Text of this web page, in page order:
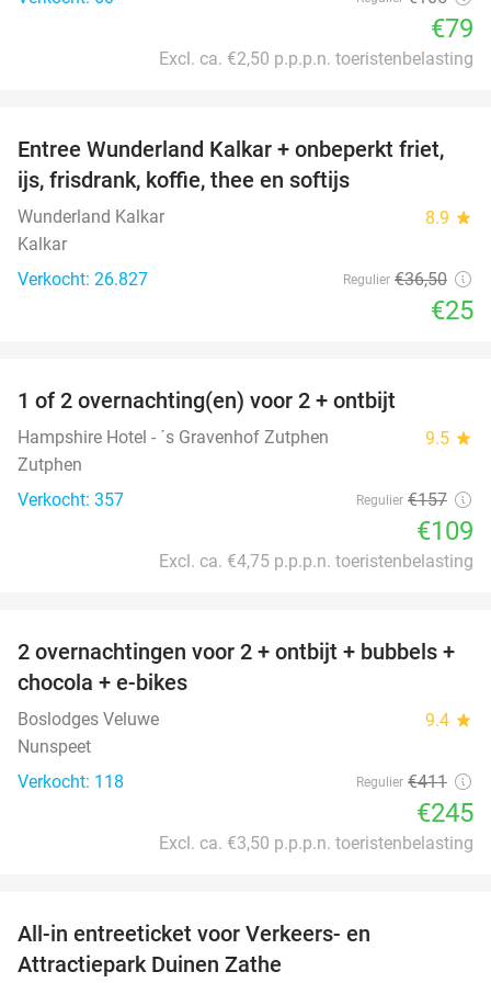
€79
Excl. ca. €2,50 p.p.p.n. toeristenbelasting
32%
Entree Wunderland Kalkar + onbeperkt friet,
ijs, frisdrank, koffie, thee en softijs
Wunderland Kalkar 8.9 star
Kalkar
Verkocht: 26.827
Regulier €36,50
€25
1 of 2 overnachting(en) voor 2 + ontbijt
Hampshire Hotel - ´s Gravenhof Zutphen 9.5 star
Zutphen
Verkocht: 357
Regulier €157
€109
Excl. ca. €4,75 p.p.p.n. toeristenbelasting
40%
2 overnachtingen voor 2 + ontbijt + bubbels +
chocola + e-bikes
Boslodges Veluwe 9.4 star
Nunspeet
Verkocht: 118
Regulier €411
€245
Excl. ca. €3,50 p.p.p.n. toeristenbelasting
All-in entreeticket voor Verkeers- en
Attractiepark Duinen Zathe